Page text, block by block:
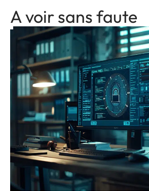
A voir sans faute